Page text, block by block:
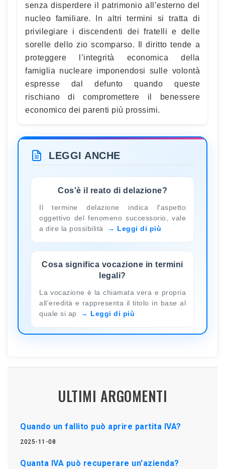
senza disperdere il patrimonio all’esterno del
nucleo familiare. In altri termini si tratta di
privilegiare i discendenti dei fratelli e delle
sorelle dello zio scomparso. Il diritto tende a
proteggere l’integrità economica della
famiglia nucleare imponendosi sulle volontà
espresse dal defunto quando queste
rischiano di compromettere il benessere
economico dei parenti più prossimi.
LEGGI ANCHE
Cos'è il reato di delazione?
Il termine delazione indica l'aspetto
oggettivo del fenomeno successorio, vale
a dire la possibilità
Leggi di più
Cosa significa vocazione in termini
legali?
La vocazione è la chiamata vera e propria
all'eredità e rappresenta il titolo in base al
quale si ap
Leggi di più
ULTIMI ARGOMENTI
Quando un fallito può aprire partita IVA?
2025-11-08
Quanta IVA può recuperare un'azienda?